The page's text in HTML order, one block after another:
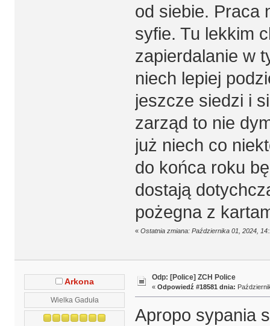
od siebie. Praca
syfie. Tu lekkim
zapierdalanie w
niech lepiej
jeszcze siedzi i
zarząd to nie
już niech co
do końca roku
dostają
pożegna z
« Ostatnia zmiana: Października 01, 2024,
Arkona
Wielka Gaduła
Odp: [Police] ZCH Police
« Odpowiedź #18581 dnia:
Apropo sypania